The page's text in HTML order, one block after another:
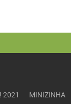
2021 MINIZINHA